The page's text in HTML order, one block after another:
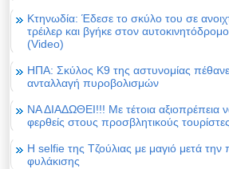
Κτηνωδία: Έδεσε το σκύλο του σε
τρέιλερ και βγήκε στον αυτοκινητόδρομο
(Video)
ΗΠΑ: Σκύλος Κ9 της αστυνομίας
ανταλλαγή πυροβολισμών
ΝΑ ΔΙΑΔΩΘΕΙ!!! Με τέτοια αξιοπρέπεια
φερθείς στους προσβλητικούς
Η selfie της Τζούλιας με μαγιό μετά την
φυλάκισης